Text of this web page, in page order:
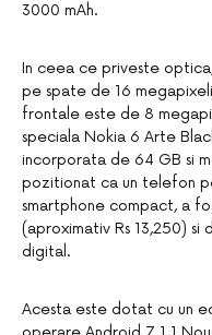
3000 mAh.
In ceea ce priveste
pe spate de 16
frontale este de 8
speciala Nokia 6 Arte
incorporata de 64 GB si
pozitionat ca un telefon
smartphone compact, a
(aproximativ Rs 13,250) si
digital.
Acesta este dotat cu un